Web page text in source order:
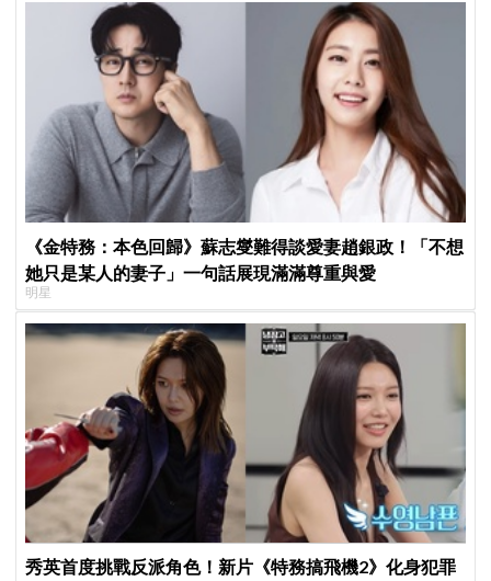
《金特務：本色回歸》蘇志燮難得談愛妻趙銀政！「不想
她只是某人的妻子」一句話展現滿滿尊重與愛
明星
秀英首度挑戰反派角色！新片《特務搞飛機2》化身犯罪